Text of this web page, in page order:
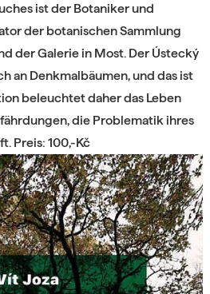
ist der Botaniker und
der botanischen Sammlung
der Galerie in Most. Der Ústecký
an Denkmalbäumen, und das ist
beleuchtet daher das Leben
die Problematik ihres
Preis: 100,-Kč